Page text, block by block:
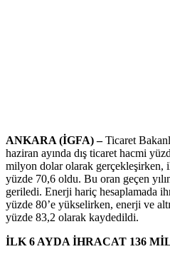
ANKARA (İGFA) –Ticaret
haziran ayında dış ticaret hacmi
milyon dolar olarak gerçekleşirken,
yüzde 70,6 oldu. Bu oran geçen
geriledi. Enerji hariç hesaplamada
yüzde 80’e yükselirken, enerji ve
yüzde 83,2 olarak kaydedildi.
İLK 6 AYDA İHRACAT 136